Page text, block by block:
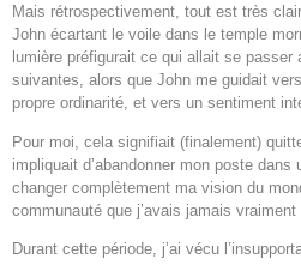
Mais rétrospectivement, tout est très
John écartant le voile dans le temple
lumière préfigurait ce qui allait se
suivantes, alors que John me guidait
propre ordinarité, et vers un sentiment
Pour moi, cela signifiait (finalement)
impliquait d’abandonner mon poste
changer complètement ma vision du
communauté que j’avais jamais vraiment
Durant cette période, j’ai vécu